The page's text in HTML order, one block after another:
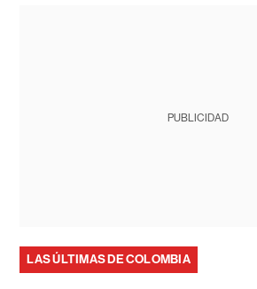
PUBLICIDAD
LAS ÚLTIMAS DE COLOMBIA